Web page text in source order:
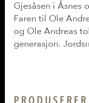
Gjesåsen i Åsnes
Faren til Ole
og Ole Andreas
generasjon.
PRODUSERER